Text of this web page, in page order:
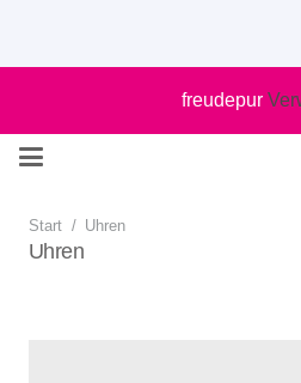
freudepur
Start / Uhren
Uhren